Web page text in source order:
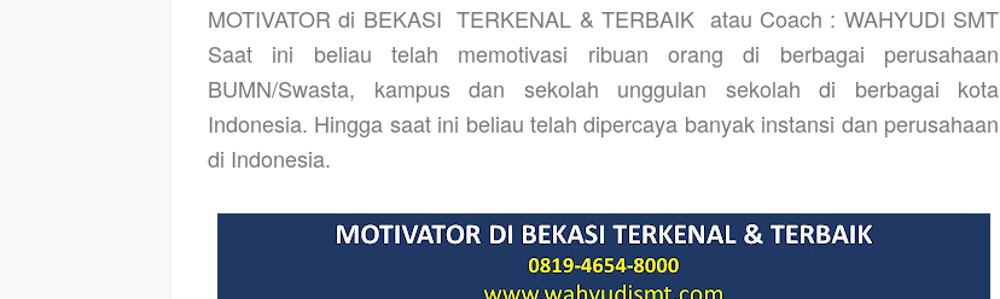
MOTIVATOR di BEKASI TERKENAL & TERBAIK atau Coach : WAHYUDI SMT
Saat ini beliau telah memotivasi ribuan orang di berbagai perusahaan
BUMN/Swasta, kampus dan sekolah unggulan sekolah di berbagai kota
Indonesia. Hingga saat ini beliau telah dipercaya banyak instansi dan perusahaan
di Indonesia.